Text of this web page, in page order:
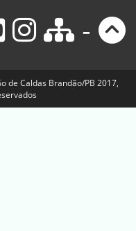
-
de Caldas Brandão/PB 2017,